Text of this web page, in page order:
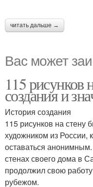
читать дальше →
Вас может
115 рисунков
создания и
История создания
115 рисунков на стену
художником из России,
оставаться
стенах своего дома в
продолжил свою
рубежом.